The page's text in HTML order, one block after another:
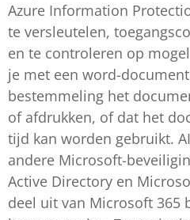
Azure Information
te versleutelen,
en te controleren op
je met een word-
bestemmeling het
of afdrukken, of dat het
tijd kan worden gebruikt.
andere Microsoft-
Active Directory en
deel uit van Microsoft 365